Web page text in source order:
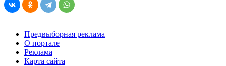
Предвыборная реклама
О портале
Реклама
Карта сайта